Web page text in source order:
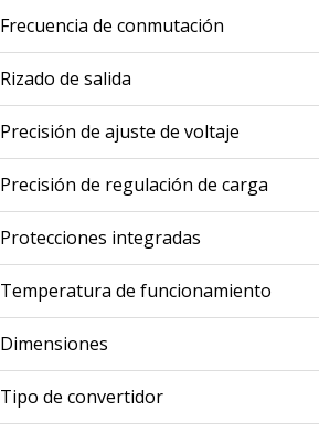
Frecuencia de conmutación
Rizado de salida
Precisión de ajuste de voltaje
Precisión de regulación de carga
Protecciones integradas
Temperatura de funcionamiento
Dimensiones
Tipo de convertidor